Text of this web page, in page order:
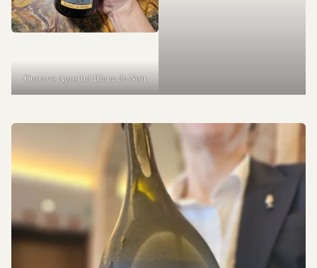
Gustavo Agostini Blanc de Noir